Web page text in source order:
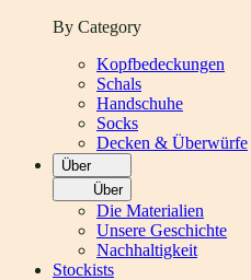
By Category
Kopfbedeckungen
Schals
Handschuhe
Socks
Decken & Überwürfe
Über
Über
Die Materialien
Unsere Geschichte
Nachhaltigkeit
Stockists